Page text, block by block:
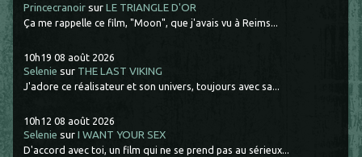
Princecranoir surLE TRIANGLE D'OR
Ça me rappelle ce film, "Moon", que j'avais vu à Reims...
10h19 08 août 2026
Selenie sur THE LAST VIKING
J'adore ce réalisateur et son univers, toujours avec sa...
10h12 08 août 2026
Selenie surI WANT YOUR SEX
D'accord avec toi, un film qui ne se prend pas au sérieux...